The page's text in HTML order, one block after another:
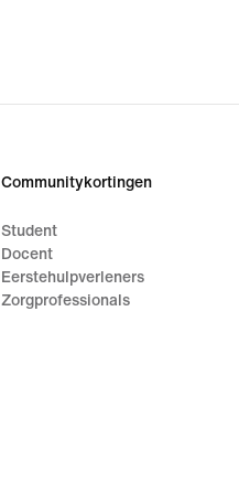
Communitykortingen
Student
Docent
Eerstehulpverleners
Zorgprofessionals